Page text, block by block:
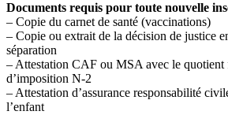
Documents requis pour toute nouvelle
– Copie du carnet de santé (vaccinations)
– Copie ou extrait de la décision de justice
séparation
– Attestation CAF ou MSA avec le
d’imposition N-2
– Attestation d’assurance responsabilité
l’enfant